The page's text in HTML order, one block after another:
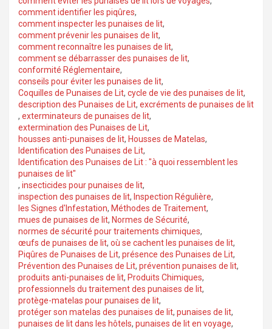
comment identifier les piqûres,
comment inspecter les punaises de lit,
comment prévenir les punaises de lit,
comment reconnaître les punaises de lit,
comment se débarrasser des punaises de lit,
conformité Réglementaire,
conseils pour éviter les punaises de lit,
Coquilles de Punaises de Lit, cycle de vie des punaises de lit,
description des Punaises de Lit, excréments de punaises de lit
, exterminateurs de punaises de lit,
extermination des Punaises de Lit,
housses anti-punaises de lit, Housses de Matelas,
Identification des Punaises de Lit,
Identification des Punaises de Lit : "à quoi ressemblent les
punaises de lit"
, insecticides pour punaises de lit,
inspection des punaises de lit, Inspection Régulière,
les Signes d'Infestation, Méthodes de Traitement,
mues de punaises de lit, Normes de Sécurité,
normes de sécurité pour traitements chimiques,
œufs de punaises de lit, où se cachent les punaises de lit,
Piqûres de Punaises de Lit, présence des Punaises de Lit,
Prévention des Punaises de Lit, prévention punaises de lit,
produits anti-punaises de lit, Produits Chimiques,
professionnels du traitement des punaises de lit,
protège-matelas pour punaises de lit,
protéger son matelas des punaises de lit, punaises de lit,
punaises de lit dans les hôtels, punaises de lit en voyage,